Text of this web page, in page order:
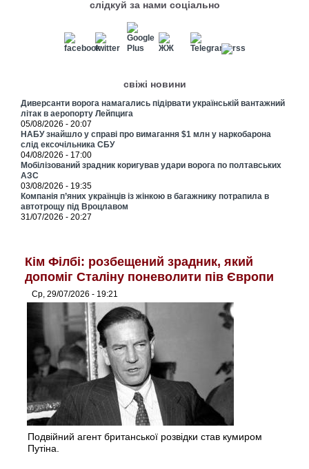
слідкуй за нами соціально
свіжі новини
Диверсанти ворога намагались підірвати українській вантажний
літак в аеропорту Лейпцига
05/08/2026 - 20:07
НАБУ знайшло у справі про вимагання $1 млн у наркобарона
слід ексочільника СБУ
04/08/2026 - 17:00
Мобілізований зрадник коригував удари ворога по полтавських
АЗС
03/08/2026 - 19:35
Компанія п’яних українців із жінкою в багажнику потрапила в
автотрощу під Вроцлавом
31/07/2026 - 20:27
Кім Філбі: розбещений зрадник, який
допоміг Сталіну поневолити пів Європи
Ср, 29/07/2026 - 19:21
Подвійний агент британської розвідки став кумиром
Путіна.